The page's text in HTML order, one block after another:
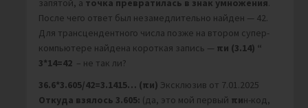
запятой, а точка превратилась в знак умножения.
После чего ответ был незамедлительно найден — 42.
Для трансцендентного числа позже на втором супер-
компьютере найдена короткая запись — πи (3.14) “
3*14=42 – не так ли?
36.6*3.605/42=3.1415… (πи) Эксклюзив от 7.01.2025
Откуда взялось 3.605: (да, это мой первый πин-код,